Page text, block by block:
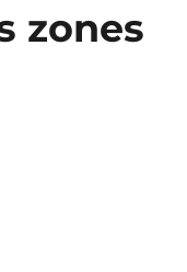
zones